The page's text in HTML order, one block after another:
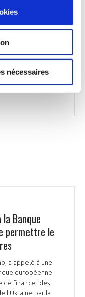
nécessaires
(ESA),
M€ de
ambitieux, est
européenne
Roussel,
Banque
permettre le
a appelé à une
européenne
de financer des
l'Ukraine par la